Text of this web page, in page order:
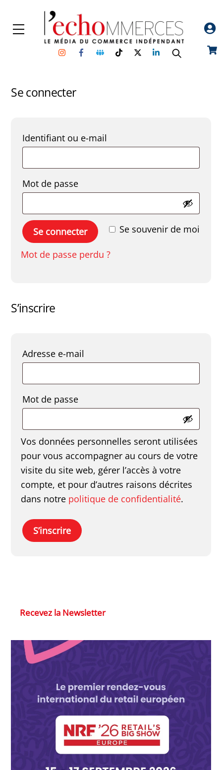
content
Menu
InstagramFacebookGroupe
Facebook
TikTokTwitterLinkedin
Se connecter
Identifiant ou e-mail
Mot de passe
Se souvenir de moi
Se connecter
Mot de passe perdu ?
S’inscrire
Adresse e-mail
Mot de passe
Vos données personnelles seront utilisées
pour vous accompagner au cours de votre
visite du site web, gérer l’accès à votre
compte, et pour d’autres raisons décrites
dans notre politique de confidentialité.
S’inscrire
Recevez la Newsletter